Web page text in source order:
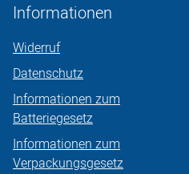
Informationen
Widerruf
Datenschutz
Informationen zum
Batteriegesetz
Informationen zum
Verpackungsgesetz